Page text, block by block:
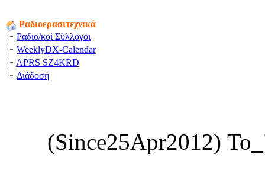
Ραδιοερασιτεχνικά
Ραδιο/κοί Σύλλογοι
WeeklyDX-Calendar
APRS SZ4KRD
Διάδοση
(Since25Apr2012)